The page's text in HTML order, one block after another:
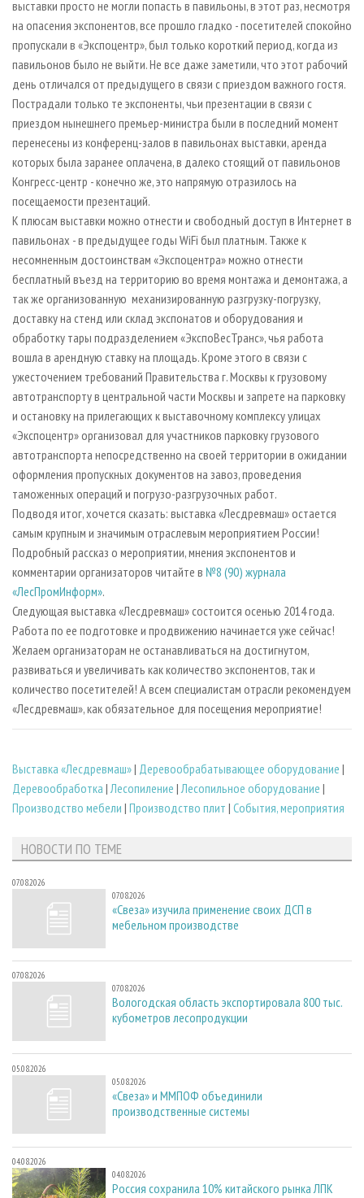
выставки просто не могли попасть в павильоны, в этот раз, несмотря
на опасения экспонентов, все прошло гладко - посетителей спокойно
пропускали в «Экспоцентр», был только короткий период, когда из
павильонов было не выйти. Не все даже заметили, что этот рабочий
день отличался от предыдущего в связи с приездом важного гостя.
Пострадали только те экспоненты, чьи презентации в связи с
приездом нынешнего премьер-министра были в последний момент
перенесены из конференц-залов в павильонах выставки, аренда
которых была заранее оплачена, в далеко стоящий от павильонов
Конгресс-центр - конечно же, это напрямую отразилось на
посещаемости презентаций.
К плюсам выставки можно отнести и свободный доступ в Интернет в
павильонах - в предыдущее годы WiFi был платным. Также к
несомненным достоинствам «Экспоцентра» можно отнести
бесплатный въезд на территорию во время монтажа и демонтажа, а
так же организованную механизированную разгрузку-погрузку,
доставку на стенд или склад экспонатов и оборудования и
обработку тары подразделением «ЭкспоВесТранс», чья работа
вошла в арендную ставку на площадь. Кроме этого в связи с
ужесточением требований Правительства г. Москвы к грузовому
автотранспорту в центральной части Москвы и запрете на парковку
и остановку на прилегающих к выставочному комплексу улицах
«Экспоцентр» организовал для участников парковку грузового
автотранспорта непосредственно на своей территории в ожидании
оформления пропускных документов на завоз, проведения
таможенных операций и погрузо-разгрузочных работ.
Подводя итог, хочется сказать: выставка «Лесдревмаш» остается
самым крупным и значимым отраслевым мероприятием России!
Подробный рассказ о мероприятии, мнения экспонентов и
комментарии организаторов читайте в №8 (90) журнала
«ЛесПромИнформ».
Следующая выставка «Лесдревмаш» состоится осенью 2014 года.
Работа по ее подготовке и продвижению начинается уже сейчас!
Желаем организаторам не останавливаться на достигнутом,
развиваться и увеличивать как количество экспонентов, так и
количество посетителей! А всем специалистам отрасли рекомендуем
«Лесдревмаш», как обязательное для посещения мероприятие!
Выставка «Лесдревмаш»| Деревообрабатывающее оборудование |
Деревообработка |Лесопиление |Лесопильное оборудование |
Производство мебели | Производство плит | События, мероприятия
НОВОСТИ ПО ТЕМЕ
07.08.2026
07.08.2026
«Свеза» изучила применение своих ДСП в
мебельном производстве
07.08.2026
07.08.2026
Вологодская область экспортировала 800 тыс.
кубометров лесопродукции
05.08.2026
05.08.2026
«Свеза» и ММПОФ объединили
производственные системы
04.08.2026
04.08.2026
Россия сохранила 10% китайского рынка ЛПК